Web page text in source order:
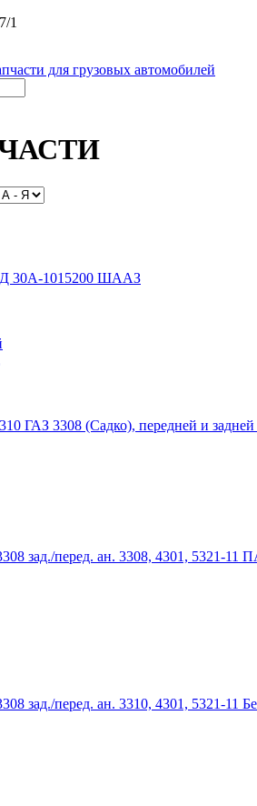
1
30А-1015200 ШААЗ
ГАЗ 3308 (Садко), передней и
зад./перед. ан. 3308, 4301, 5321-11
зад./перед. ан. 3310, 4301, 5321-11